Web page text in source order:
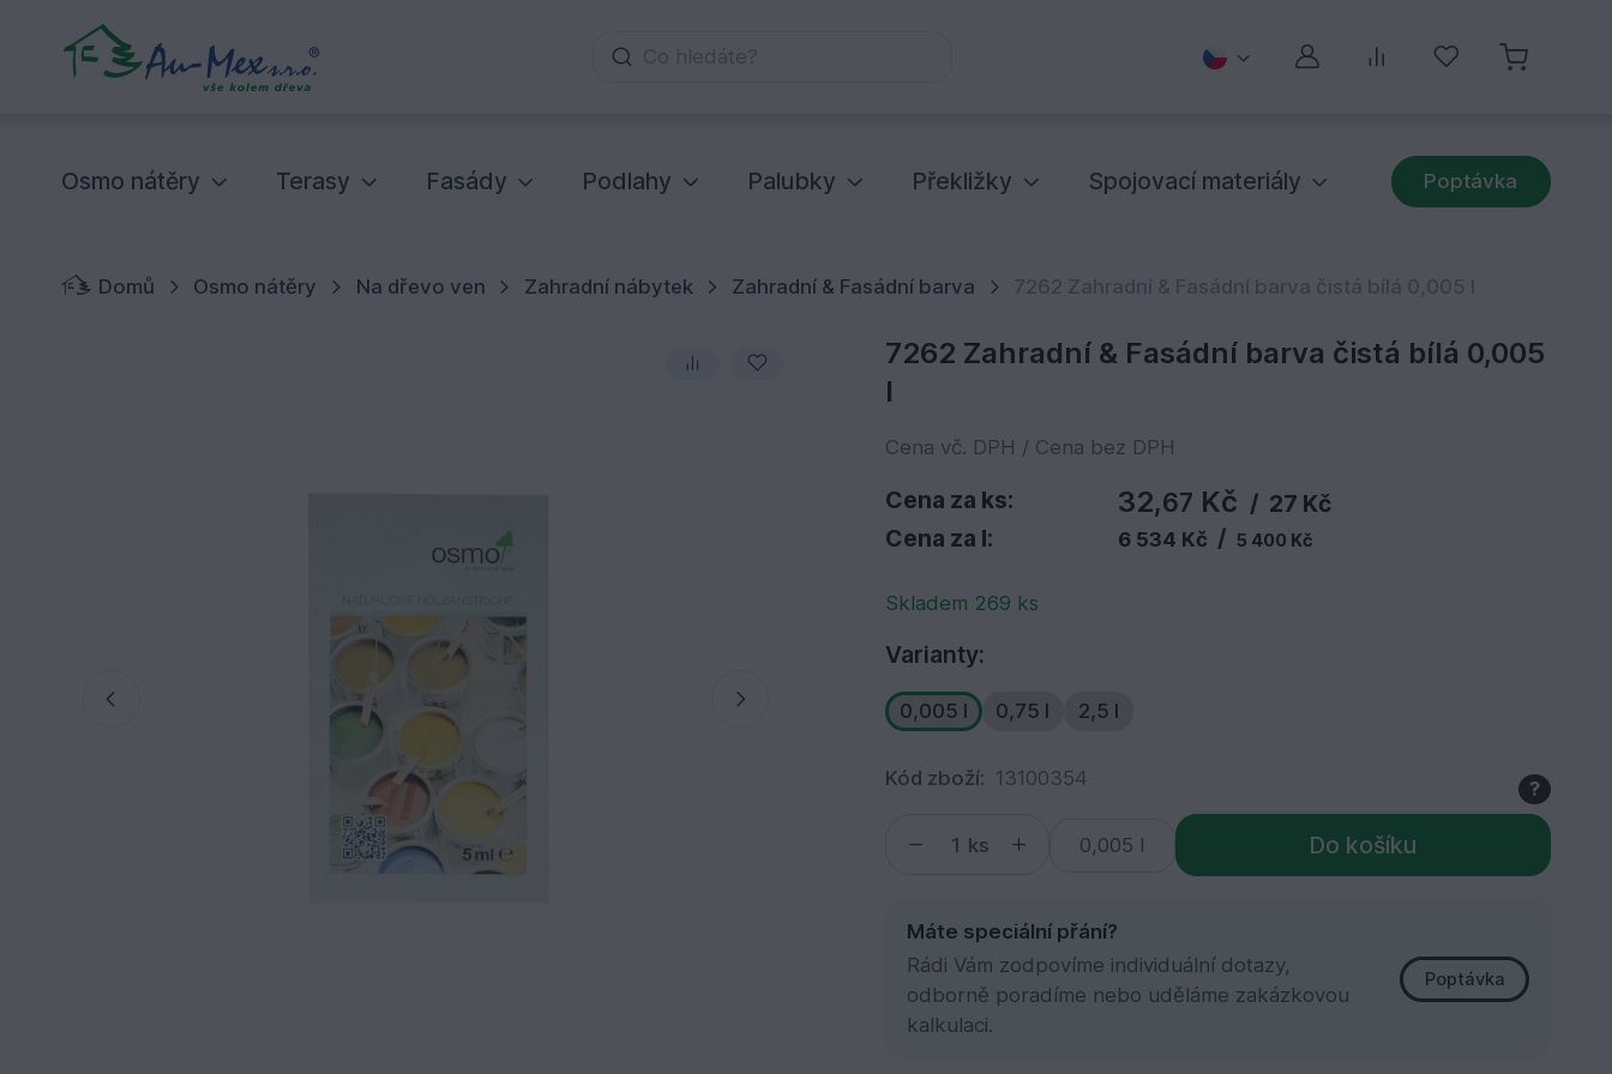
Co hledáte? Můj účetPorovnávání
Oblíbené
Osmo nátěry Terasy Fasády Podlahy Palubky Překližky Spojovací materiály Poptávka
Domů Osmo nátěry Na dřevo ven Zahradní nábytek Zahradní & Fasádní barva 7262 Zahradní & Fasádní barva čistá bílá 0,005 l
7262 Zahradní & Fasádní barva čistá bílá 0,005
l
Cena vč. DPH / Cena bez DPH
Cena za ks: 32,67 Kč / 27 Kč
Cena za l:
6 534 Kč / 5 400 Kč
Skladem 269 ks
Varianty:
0,005 l 0,75 l 2,5 l
Kód zboží: 13100354 ?
ks Do košíku
Máte speciální přání?
Rádi Vám zodpovíme individuální dotazy,
odborně poradíme nebo uděláme zakázkovou
kalkulaci.
Poptávka